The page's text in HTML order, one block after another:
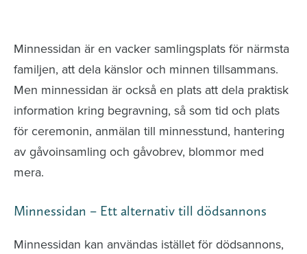
Minnessidan är en vacker samlingsplats för närmsta
familjen, att dela känslor och minnen tillsammans.
Men minnessidan är också en plats att dela praktisk
information kring begravning, så som tid och plats
för ceremonin, anmälan till minnesstund, hantering
av gåvoinsamling och gåvobrev, blommor med
mera.
Minnessidan – Ett alternativ till dödsannons
Minnessidan kan användas istället för dödsannons,